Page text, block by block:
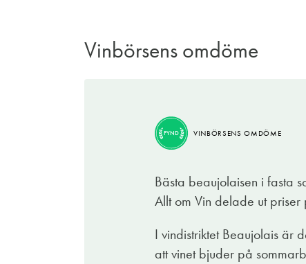
Vinbörsens omdöme
FYND VINBÖRSENS OMDÖME
Bästa beaujolaisen i fasta
Allt om Vin delade ut
I vindistriktet Beaujolais är
att vinet bjuder på
Att beaujolais bör drickas på studs är
detta är druvans råfräscha arom
av rök och mylla. Utan att vinet tappat